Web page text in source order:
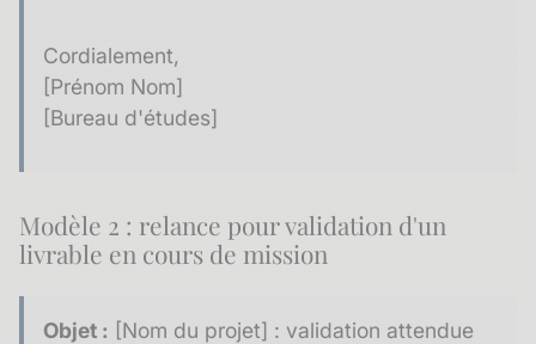
Cordialement,
[Prénom Nom]
[Bureau d'études]
Modèle 2 : relance pour validation d'un
livrable en cours de mission
Objet : [Nom du projet] : validation attendue